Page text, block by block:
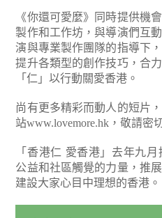
《你還可愛麼》同時提供機
製作和工作坊，與導演們互
演與專業製作團隊的指導下
提升各類型的創作技巧，合
「仁」以行動關愛香港。
尚有更多精彩而動人的短片
站www.lovemore.hk，敬請密
「香港仁 愛香港」去年九
公益和社區觸覺的力量，推
建設大家心目中理想的香港。